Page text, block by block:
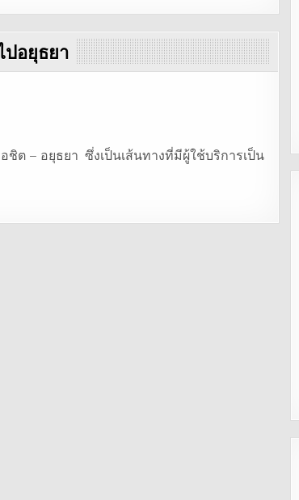
อยุธยา
ต – อยุธยา ซึ่งเป็นเส้นทางที่มีผู้ใช้บริการเป็น